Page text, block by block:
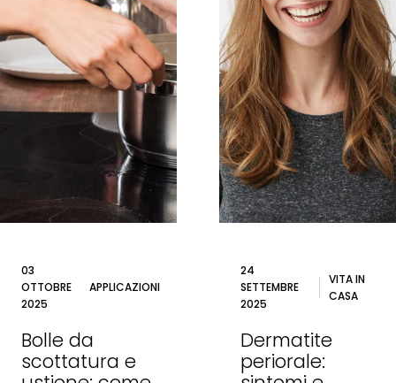
03
OTTOBRE
2025
APPLICAZIONI
Bolle da
scottatura e
24
SETTEMBRE
2025
VITA IN
CASA
Dermatite
periorale: